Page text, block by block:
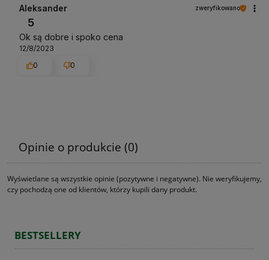
Aleksander zweryfikowano
5
Ok są dobre i spoko cena
12/8/2023
0
0
Opinie o produkcie (0)
Wyświetlane są wszystkie opinie (pozytywne i negatywne). Nie weryfikujemy,
czy pochodzą one od klientów, którzy kupili dany produkt.
BESTSELLERY